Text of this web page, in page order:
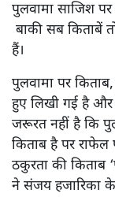
पुलवामा साजिश
बाकी सब किताबें
हैं।
पुलवामा पर
हुए लिखी गई है और
जरूरत नहीं है कि
किताब है पर राफेल
ठकुरता की किताब
ने संजय हजारिका